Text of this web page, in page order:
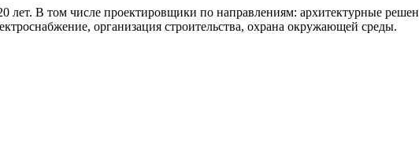
В том числе проектировщики по направлениям: архитектурные
организация строительства, охрана окружающей среды.